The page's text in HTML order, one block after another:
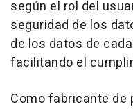
según el rol del
seguridad de los
de los datos de
facilitando el
Como fabricante de